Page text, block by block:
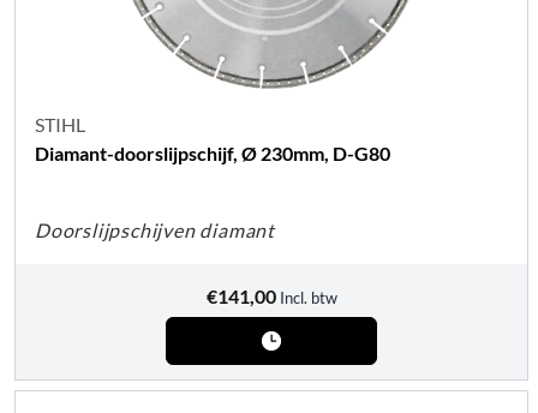
STIHL
Diamant-doorslijpschijf, Ø 230mm, D-G80
Doorslijpschijven diamant
€141,00 Incl. btw